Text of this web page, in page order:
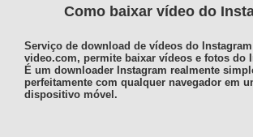
Como baixar vídeo do
Serviço de download de vídeos do
video.com, permite baixar vídeos e fotos do
É um downloader Instagram realmente
perfeitamente com qualquer navegador em
dispositivo móvel.